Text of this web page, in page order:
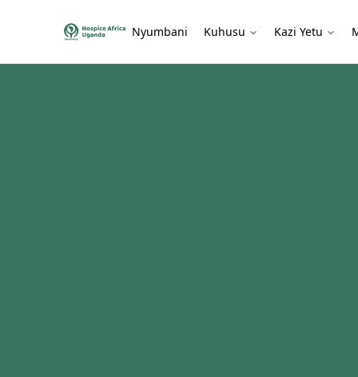
Nyumbani Kuhusu Kazi Yetu